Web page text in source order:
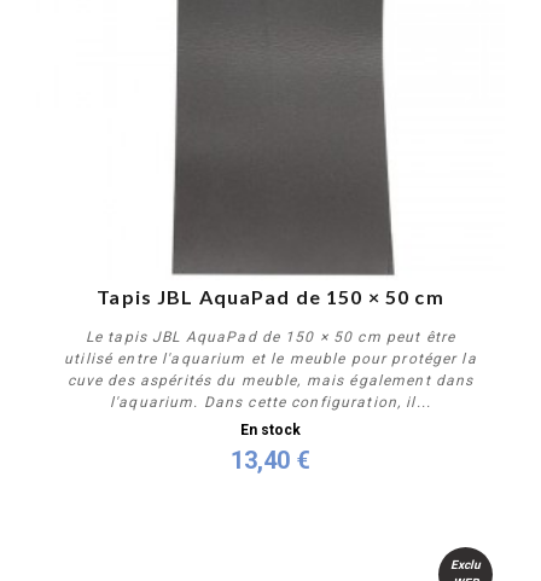
Tapis JBL AquaPad de 150 × 50 cm
Le tapis JBL AquaPad de 150 × 50 cm peut être
utilisé entre l'aquarium et le meuble pour protéger la
cuve des aspérités du meuble, mais également dans
l'aquarium. Dans cette configuration, il...
En stock
13,40 €
Exclu